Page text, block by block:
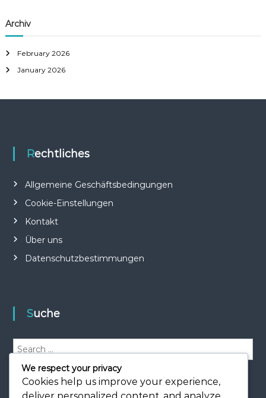
Archiv
February 2026
January 2026
Rechtliches
Allgemeine Geschäftsbedingungen
Cookie-Einstellungen
Kontakt
Über uns
Datenschutzbestimmungen
Suche
e
S
e
a
r
We respect your privacy
Cookies help us improve your experience,